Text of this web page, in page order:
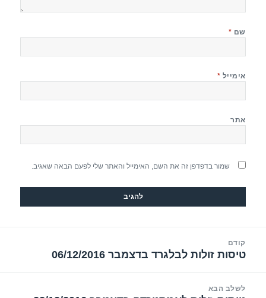
שם *
אימייל *
אתר
שמור בדפדפן זה את השם, האימייל והאתר שלי לפעם הבאה שאגיב.
קודם
הפוסט
טיסות זולות לבלגרד בדצמבר 06/12/2016
לשלב הבא